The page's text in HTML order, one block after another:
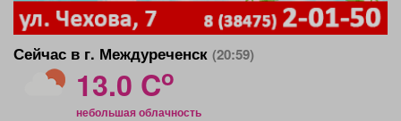
Сейчас в г. Междуреченск (20:59)
13.0 Co
небольшая облачность